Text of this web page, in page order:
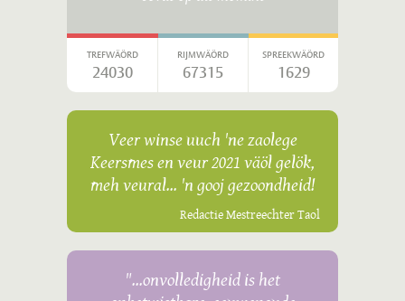
TREFWÄÖRD
24030
RIJMWÄÖRD
67315
SPREEKWÄÖRD
1629
Veer winse uuch 'ne zaolege
Keersmes en veur 2021 väöl gelök,
meh veural... 'n gooj gezoondheid!
Redactie Mestreechter Taol
"...onvolledigheid is het